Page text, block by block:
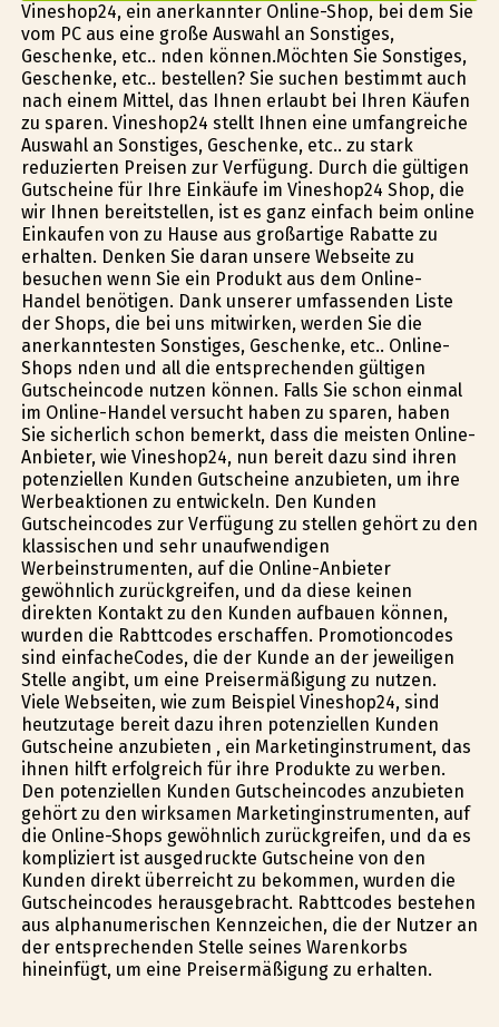
Vineshop24, ein anerkannter Online-Shop, bei dem Sie
vom PC aus eine große Auswahl an Sonstiges,
Geschenke, etc.. finden können.Möchten Sie Sonstiges,
Geschenke, etc.. bestellen? Sie suchen bestimmt auch
nach einem Mittel, das Ihnen erlaubt bei Ihren Käufen
zu sparen. Vineshop24 stellt Ihnen eine umfangreiche
Auswahl an Sonstiges, Geschenke, etc.. zu stark
reduzierten Preisen zur Verfügung. Durch die gültigen
Gutscheine für Ihre Einkäufe im Vineshop24 Shop, die
wir Ihnen bereitstellen, ist es ganz einfach beim online
Einkaufen von zu Hause aus großartige Rabatte zu
erhalten. Denken Sie daran unsere Webseite zu
besuchen wenn Sie ein Produkt aus dem Online-
Handel benötigen. Dank unserer umfassenden Liste
der Shops, die bei uns mitwirken, werden Sie die
anerkanntesten Sonstiges, Geschenke, etc.. Online-
Shops finden und all die entsprechenden gültigen
Gutscheincode nutzen können. Falls Sie schon einmal
im Online-Handel versucht haben zu sparen, haben
Sie sicherlich schon bemerkt, dass die meisten Online-
Anbieter, wie Vineshop24, nun bereit dazu sind ihren
potenziellen Kunden Gutscheine anzubieten, um ihre
Werbeaktionen zu entwickeln. Den Kunden
Gutscheincodes zur Verfügung zu stellen gehört zu den
klassischen und sehr unaufwendigen
Werbeinstrumenten, auf die Online-Anbieter
gewöhnlich zurückgreifen, und da diese keinen
direkten Kontakt zu den Kunden aufbauen können,
wurden die Rabttcodes erschaffen. Promotioncodes
sind einfacheCodes, die der Kunde an der jeweiligen
Stelle angibt, um eine Preisermäßigung zu nutzen.
Viele Webseiten, wie zum Beispiel Vineshop24, sind
heutzutage bereit dazu ihren potenziellen Kunden
Gutscheine anzubieten , ein Marketinginstrument, das
ihnen hilft erfolgreich für ihre Produkte zu werben.
Den potenziellen Kunden Gutscheincodes anzubieten
gehört zu den wirksamen Marketinginstrumenten, auf
die Online-Shops gewöhnlich zurückgreifen, und da es
kompliziert ist ausgedruckte Gutscheine von den
Kunden direkt überreicht zu bekommen, wurden die
Gutscheincodes herausgebracht. Rabttcodes bestehen
aus alphanumerischen Kennzeichen, die der Nutzer an
der entsprechenden Stelle seines Warenkorbs
hineinfügt, um eine Preisermäßigung zu erhalten.